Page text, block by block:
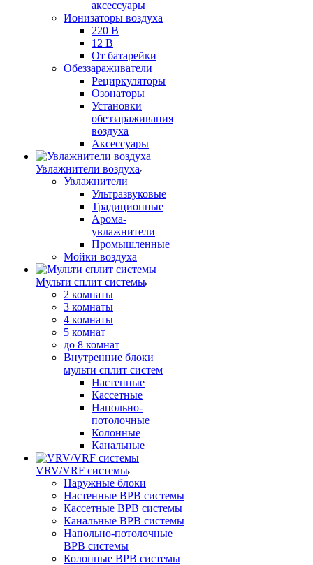
аксессуары
Ионизаторы воздуха
220 В
12 В
От батарейки
Обеззараживатели
Рециркуляторы
Озонаторы
Установки
обеззараживания
воздуха
Аксессуары
Увлажнители воздуха
Увлажнители
Ультразвуковые
Традиционные
Арома-
увлажнители
Промышленные
Мойки воздуха
Мульти сплит системы
2 комнаты
3 комнаты
4 комнаты
5 комнат
до 8 комнат
Внутренние блоки
мульти сплит систем
Настенные
Кассетные
Напольно-
потолочные
Колонные
Канальные
VRV/VRF системы
Наружные блоки
Настенные ВРВ системы
Кассетные ВРВ системы
Канальные ВРВ системы
Напольно-потолочные
ВРВ системы
Колонные ВРВ системы